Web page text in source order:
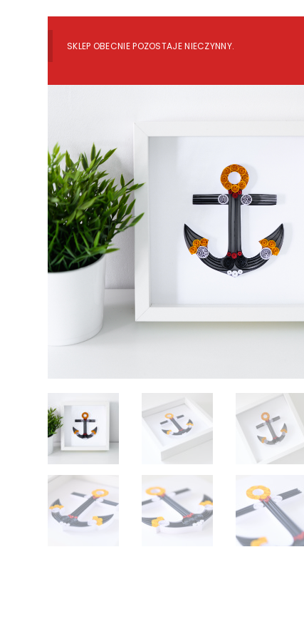
SKLEP OBECNIE POZOSTAJE NIECZYNNY.